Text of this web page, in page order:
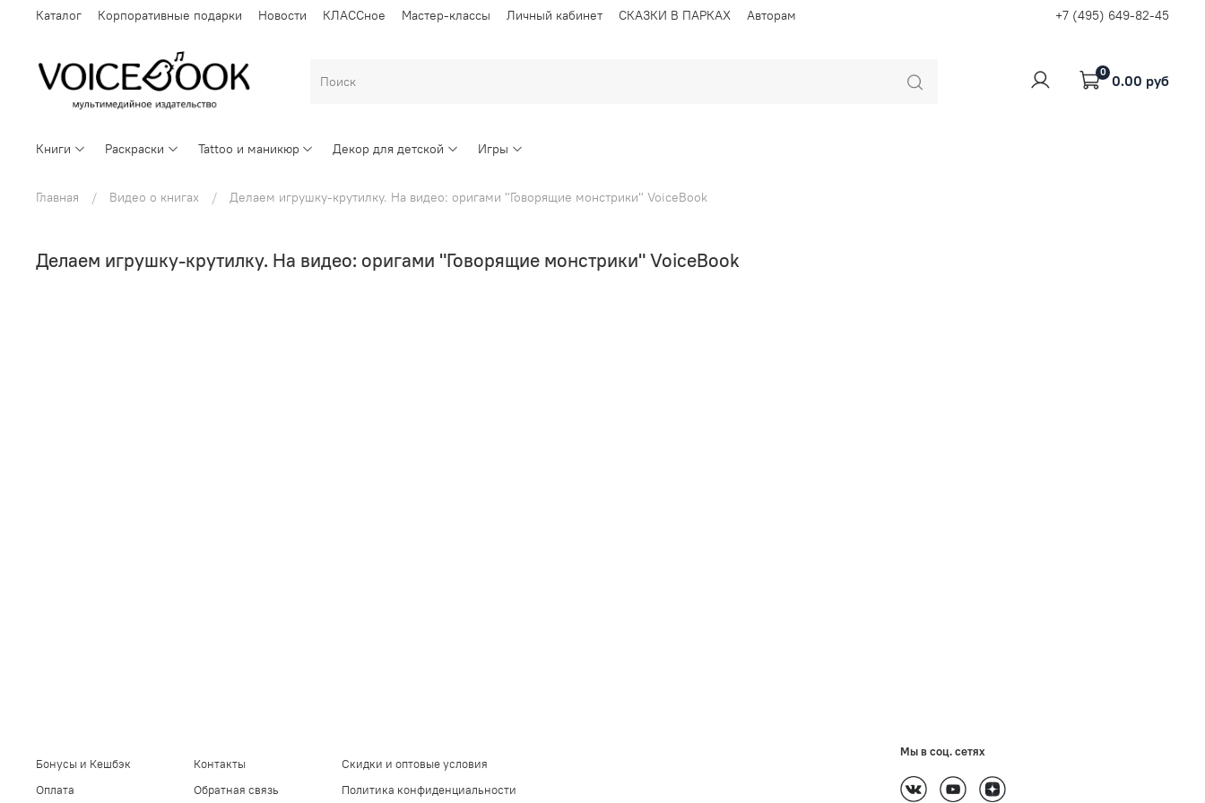
Каталог Корпоративные подарки Новости КЛАССное Мастер-классы Личный кабинет СКАЗКИ В ПАРКАХ Авторам +7 (495) 649-82-45
0 0.00 руб
Книги Раскраски Tattoo и маникюр Декор для детской Игры
Главная Видео о книгах Делаем игрушку-крутилку. На видео: оригами "Говорящие монстрики" VoiceBook
Делаем игрушку-крутилку. На видео: оригами "Говорящие монстрики" VoiceBook
Бонусы и Кешбэк
Оплата
Контакты
Обратная связь
Скидки и оптовые условия
Политика конфиденциальности
Мы в соц. сетях